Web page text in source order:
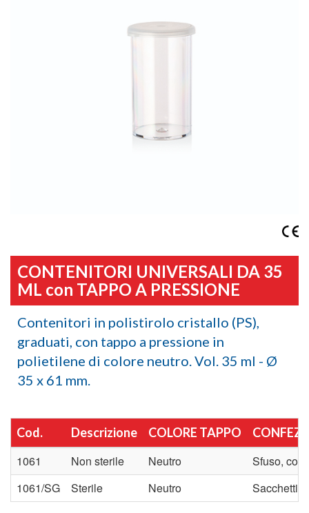
CONTENITORI UNIVERSALI DA 35
ML con TAPPO A PRESSIONE
Contenitori in polistirolo cristallo (PS),
graduati, con tappo a pressione in
polietilene di colore neutro. Vol. 35 ml - Ø
35 x 61 mm.
Cod. Descrizione COLORE TAPPO
1061 Non sterile Neutro
Sfuso, con
1061/SG
Sterile Neutro Sacchetti